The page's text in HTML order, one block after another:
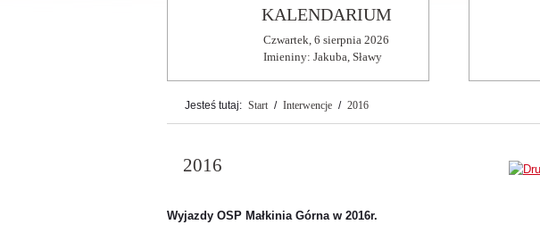
KALENDARIUM
Czwartek, 6 sierpnia 2026
Imieniny: Jakuba, Sławy
Jesteś tutaj: Start / Interwencje / 2016
2016
Wyjazdy OSP Małkinia Górna w 2016r.